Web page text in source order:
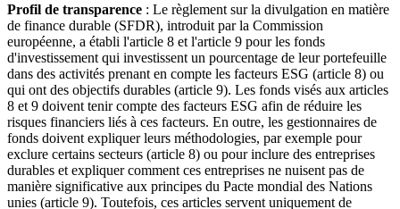
Profil de transparence : Le règlement sur la divulgation en matière
de finance durable (SFDR), introduit par la Commission
européenne, a établi l'article 8 et l'article 9 pour les fonds
d'investissement qui investissent un pourcentage de leur portefeuille
dans des activités prenant en compte les facteurs ESG (article 8) ou
qui ont des objectifs durables (article 9). Les fonds visés aux articles
8 et 9 doivent tenir compte des facteurs ESG afin de réduire les
risques financiers liés à ces facteurs. En outre, les gestionnaires de
fonds doivent expliquer leurs méthodologies, par exemple pour
exclure certains secteurs (article 8) ou pour inclure des entreprises
durables et expliquer comment ces entreprises ne nuisent pas de
manière significative aux principes du Pacte mondial des Nations
unies (article 9). Toutefois, ces articles servent uniquement de